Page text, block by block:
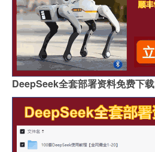
DeepSeek全套部署资料免费下载